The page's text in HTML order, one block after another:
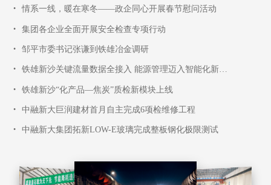
• 情系一线，暖在寒冬——政企同心开展春节慰问活动
• 集团各企业全面开展安全检查专项行动
• 邹平市委书记张谦到铁雄冶金调研
• 铁雄新沙关键流量数据全接入 能源管理迈入智能化新阶段
• 铁雄新沙“化产品—焦炭”质检新模块上线
• 中融新大巨润建材首月自主完成6项检维修工程
• 中融新大集团拓新LOW-E玻璃完成整板钢化极限测试